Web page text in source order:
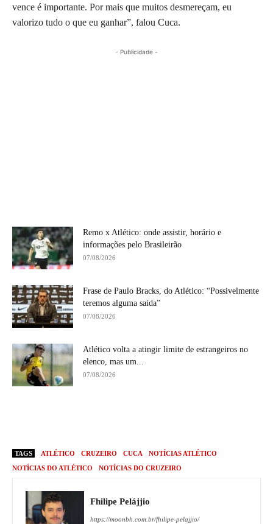
vence é importante. Por mais que muitos desmereçam, eu
valorizo tudo o que eu ganhar”, falou Cuca.
- Publicidade -
Remo x Atlético: onde assistir, horário e
informações pelo Brasileirão
07/08/2026
Frase de Paulo Bracks, do Atlético: “Possivelmente
teremos alguma saída”
07/08/2026
Atlético volta a atingir limite de estrangeiros no
elenco, mas um...
07/08/2026
TAGS ATLÉTICO CRUZEIRO CUCA
NOTÍCIAS ATLÉTICO
NOTÍCIAS DO ATLÉTICO
NOTÍCIAS DO CRUZEIRO
Fhilipe Pelájjio
https://moonbh.com.br/fhilipe-pelajjio/